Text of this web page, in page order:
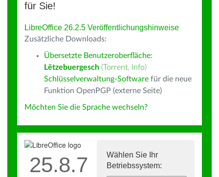
für Sie!
LibreOffice 26.2.5 Veröffentlichungshinweise
Zusätzliche Downloads:
Übersetzte Benutzeroberfläche:
Lëtzebuergesch (Torrent, Info)
Schlüsselverwaltung-Software für die neue
Funktion OpenPGP (externe Seite)
Möchten Sie die Sprache wechseln?
Wählen Sie Ihr
Betriebssystem:
25.8.7